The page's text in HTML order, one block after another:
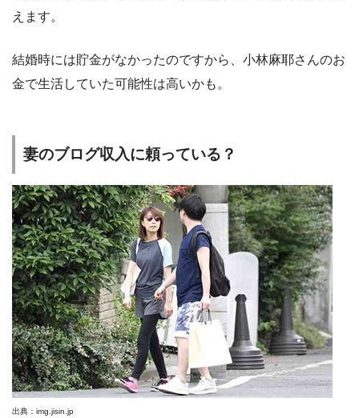
えます。
結婚時には貯金がなかったのですから、小林麻耶さんのお
金で生活していた可能性は高いかも。
妻のブログ収入に頼っている？
出典：img.jisin.jp